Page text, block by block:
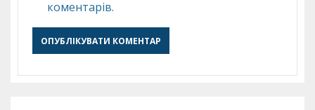
коментарів.